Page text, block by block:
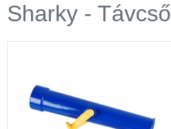
Sharky - Távcső